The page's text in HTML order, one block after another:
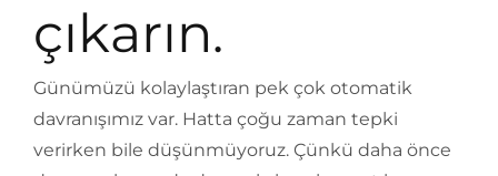
çıkarın.
Günümüzü kolaylaştıran pek çok otomatik
davranışımız var. Hatta çoğu zaman tepki
verirken bile düşünmüyoruz. Çünkü daha önce